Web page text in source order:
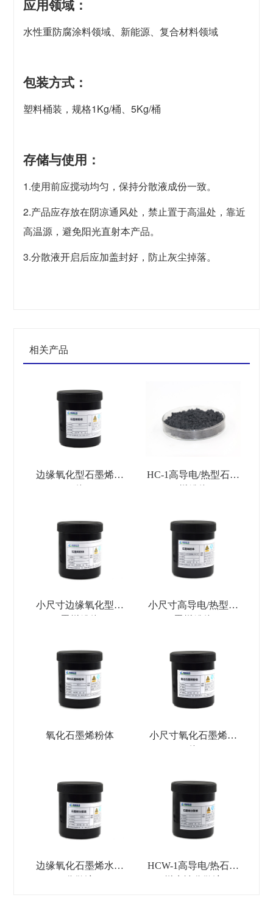
应用领域：
水性重防腐涂料领域、新能源、复合材料领域
包装方式：
塑料桶装，规格1Kg/桶、5Kg/桶
存储与使用：
1.使用前应搅动均匀，保持分散液成份一致。
2.产品应存放在阴凉通风处，禁止置于高温处，靠近
高温源，避免阳光直射本产品。
3.分散液开启后应加盖封好，防止灰尘掉落。
相关产品
边缘氧化型石墨烯粉
HC-1高导电/热型石墨
小尺寸边缘氧化型石
小尺寸高导电/热型石
氧化石墨烯粉体
小尺寸氧化石墨烯粉
边缘氧化石墨烯水性
HCW-1高导电/热石墨